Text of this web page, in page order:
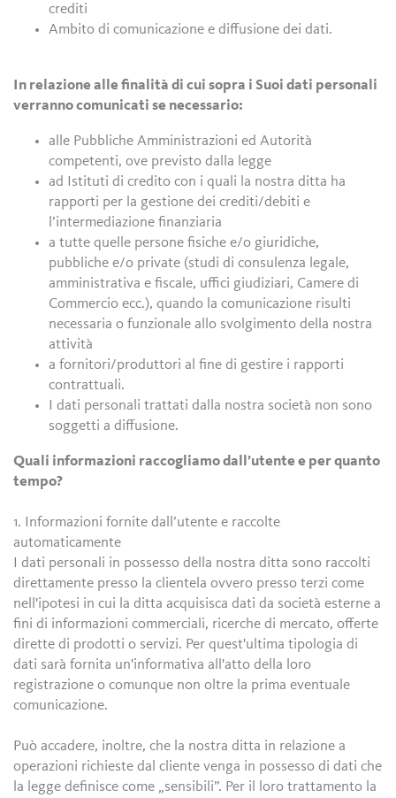
crediti
Ambito di comunicazione e diffusione dei dati.
In relazione alle finalità di cui sopra i Suoi dati personali
verranno comunicati se necessario:
alle Pubbliche Amministrazioni ed Autorità
competenti, ove previsto dalla legge
ad Istituti di credito con i quali la nostra ditta ha
rapporti per la gestione dei crediti/debiti e
l’intermediazione finanziaria
a tutte quelle persone fisiche e/o giuridiche,
pubbliche e/o private (studi di consulenza legale,
amministrativa e fiscale, uffici giudiziari, Camere di
Commercio ecc.), quando la comunicazione risulti
necessaria o funzionale allo svolgimento della nostra
attività
a fornitori/produttori al fine di gestire i rapporti
contrattuali.
I dati personali trattati dalla nostra società non sono
soggetti a diffusione.
Quali informazioni raccogliamo dall’utente e per quanto
tempo?
1. Informazioni fornite dall’utente e raccolte
automaticamente
I dati personali in possesso della nostra ditta sono raccolti
direttamente presso la clientela ovvero presso terzi come
nell'ipotesi in cui la ditta acquisisca dati da società esterne a
fini di informazioni commerciali, ricerche di mercato, offerte
dirette di prodotti o servizi. Per quest'ultima tipologia di
dati sarà fornita un'informativa all'atto della loro
registrazione o comunque non oltre la prima eventuale
comunicazione.
Può accadere, inoltre, che la nostra ditta in relazione a
operazioni richieste dal cliente venga in possesso di dati che
la legge definisce come „sensibili”. Per il loro trattamento la